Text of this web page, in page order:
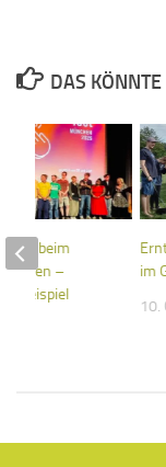
DAS
im
10.
beim
–
Beispiel